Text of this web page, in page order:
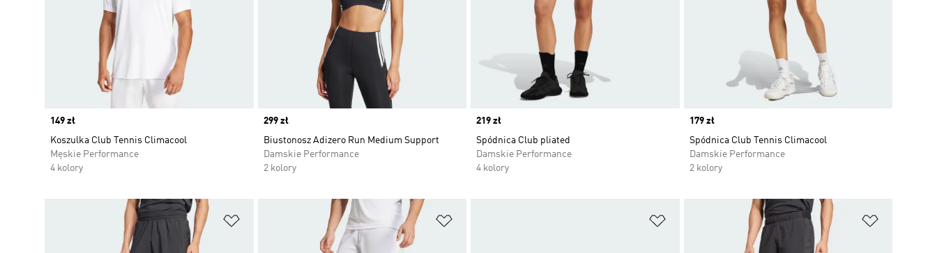
Price
149 zł
Koszulka Club Tennis Climacool
Męskie Performance
4 kolory
Price
299 zł
Biustonosz Adizero Run Medium Support
Damskie Performance
2 kolory
Price
219 zł
Spódnica Club pliated
Damskie Performance
4 kolory
Price
179 zł
Spódnica Club Tennis Climacool
Damskie Performance
2 kolory
Dodaj do listy życzeń Dodaj do listy życzeń